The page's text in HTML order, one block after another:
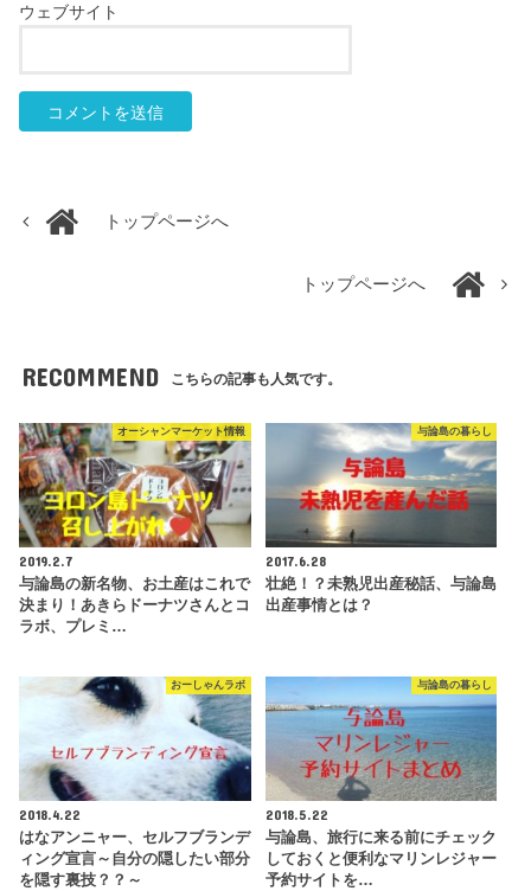
ウェブサイト
トップページへ
トップページへ
RECOMMEND こちらの記事も人気です。
オーシャンマーケット情報
2019.2.7
与論島の新名物、お土産はこれで
決まり！あきらドーナツさんとコ
ラボ、プレミ…
与論島の暮らし
2017.6.28
壮絶！？未熟児出産秘話、与論島
出産事情とは？
おーしゃんラボ
2018.4.22
はなアンニャー、セルフブランデ
ィング宣言～自分の隠したい部分
を隠す裏技？？～
与論島の暮らし
2018.5.22
与論島、旅行に来る前にチェック
しておくと便利なマリンレジャー
予約サイトを…